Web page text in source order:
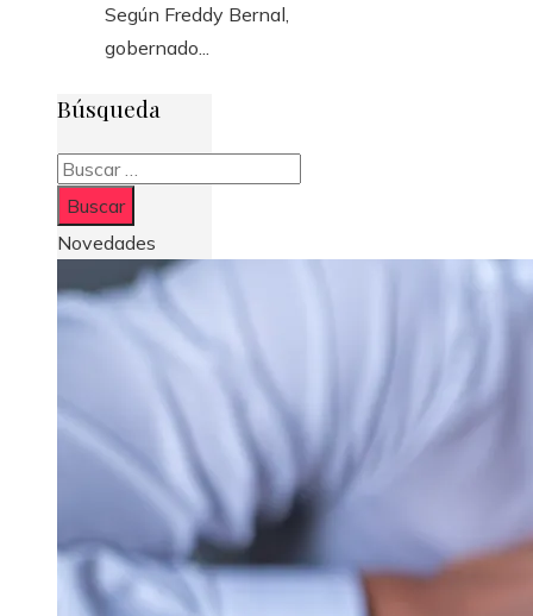
Según Freddy Bernal,
gobernado...
Búsqueda
Buscar:
Novedades